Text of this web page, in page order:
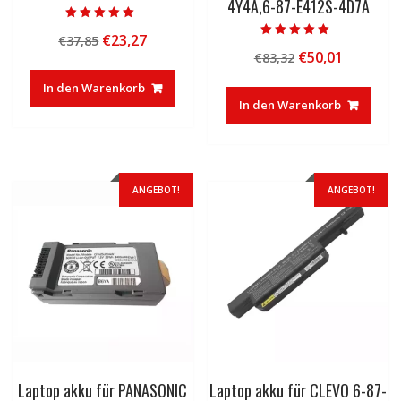
5.00
von 5
€37,85 Ursprünglicher
war:
€37,85
€23,27Aktueller
ist:
€23,27.
In den Warenkorb
4Y4A,6-87-E412S-4D7A
5.00
von 5
€83,32 Ursprünglicher
war:
€83,32
€50,01
ist:
€50,01.
In den Warenkorb
ANGEBOT!
Laptop akku für PANASONIC
ANGEBOT!
Laptop akku für CLEVO 6-87-